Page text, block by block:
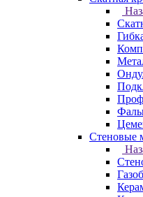
Стеновые